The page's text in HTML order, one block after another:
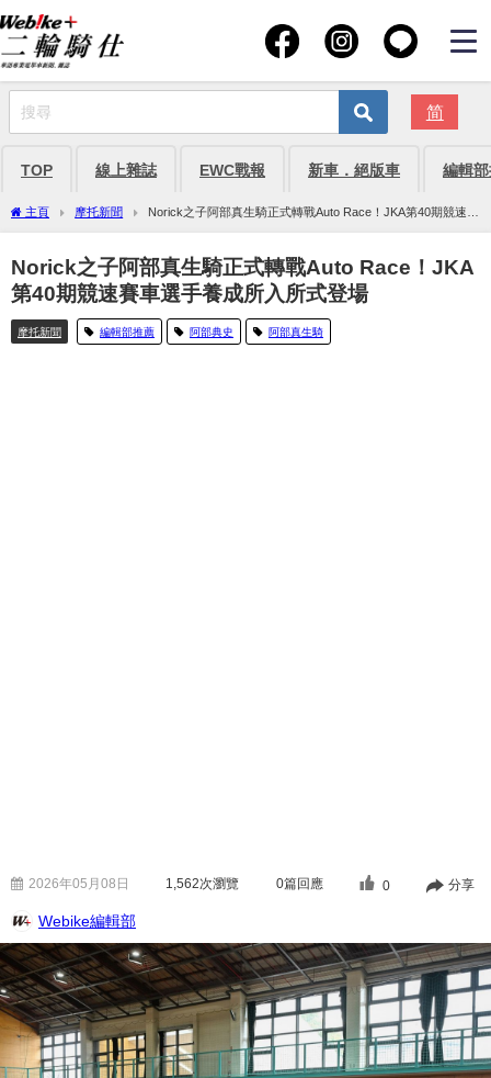
简
TOP 線上雜誌 EWC戰報 新車．絕版車 編輯
主頁 摩托新聞
Norick之子阿部真生騎正式轉戰Auto Race！JKA第40期競速賽
車選手養成所入所式登場
Norick之子阿部真生騎正式轉戰Auto Race！JKA
第40期競速賽車選手養成所入所式登場
摩托新聞 編輯部推薦 阿部典史 阿部真生騎
2026年05月08日 1,562次瀏覽 0篇回應 0 分享
Webike編輯部